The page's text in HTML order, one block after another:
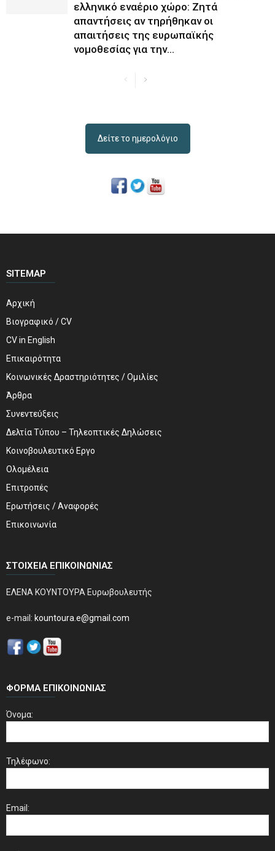
ελληνικό εναέριο χώρο: Ζητά
απαντήσεις αν τηρήθηκαν οι
απαιτήσεις της ευρωπαϊκής
νομοθεσίας για την...
Δείτε το ημερολόγιο
SITEMAP
Αρχική
Βιογραφικό / CV
CV in English
Επικαιρότητα
Κοινωνικές Δραστηριότητες / Ομιλίες
Άρθρα
Συνεντεύξεις
Δελτία Τύπου – Τηλεοπτικές Δηλώσεις
Κοινοβουλευτικό Εργο
Ολομέλεια
Επιτροπές
Ερωτήσεις / Αναφορές
Επικοινωνία
ΣΤΟΙΧΕΊΑ ΕΠΙΚΟΙΝΩΝΊΑΣ
ΕΛΕΝΑ ΚΟΥΝΤΟΥΡΑ Ευρωβουλευτής
e-mail: kountoura.e@gmail.com
ΦΌΡΜΑ ΕΠΙΚΟΙΝΩΝΊΑΣ
Όνομα:
Τηλέφωνο:
Email: